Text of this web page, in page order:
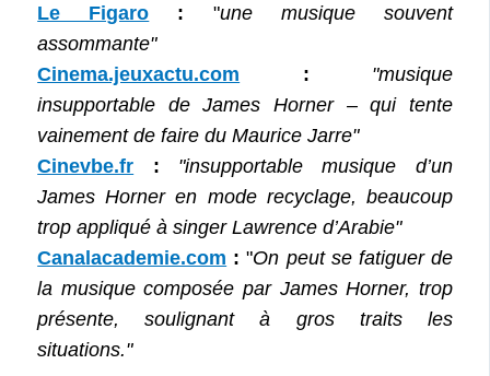
Le Figaro
: "une musique souvent
assommante"
Cinema.jeuxactu.com : "musique
insupportable de James Horner – qui tente
vainement de faire du Maurice Jarre"
Cinevbe.fr : "insupportable musique d’un
James Horner en mode recyclage, beaucoup
trop appliqué à singer Lawrence d’Arabie"
Canalacademie.com :"On peut se fatiguer de
la musique composée par James Horner, trop
présente, soulignant à gros traits les
situations."